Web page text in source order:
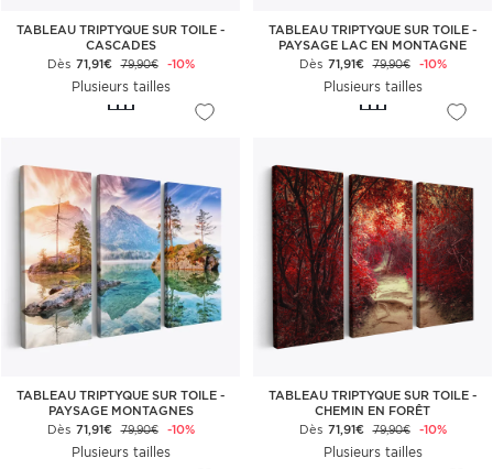
TABLEAU TRIPTYQUE SUR TOILE -
CASCADES
Dès 71,91€ 79,90€ -10%
Plusieurs tailles
TABLEAU TRIPTYQUE SUR TOILE -
PAYSAGE LAC EN MONTAGNE
Dès 71,91€ 79,90€ -10%
Plusieurs tailles
TABLEAU TRIPTYQUE SUR TOILE -
PAYSAGE MONTAGNES
Dès 71,91€ 79,90€ -10%
Plusieurs tailles
TABLEAU TRIPTYQUE SUR TOILE -
CHEMIN EN FORÊT
Dès 71,91€ 79,90€ -10%
Plusieurs tailles